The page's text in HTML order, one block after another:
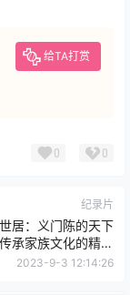
给TA打赏
0 0
纪录片
居：义门陈的天下
承家族文化的精神
象征
2023-9-3 12:14:26